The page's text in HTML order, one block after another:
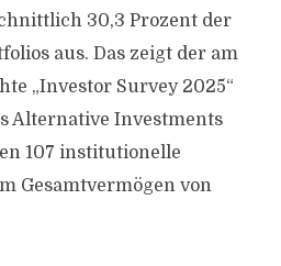
30,3 Prozent der
aus. Das zeigt der am
„Investor Survey 2025“
Alternative Investments
107 institutionelle
Gesamtvermögen von